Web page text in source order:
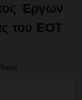
Έργων
του ΕΟΤ